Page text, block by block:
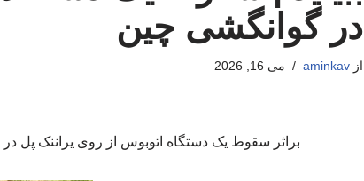
در گوانگشی چین
ازaminkav می 16, 2026
براثر سقوط یک دستگاه اتوبوس از روی یراننک پل در گوانگشی چین، 6 نفر